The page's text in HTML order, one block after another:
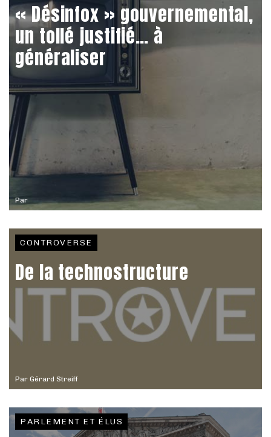
Par
« Désinfox » gouvernemental,
un tollé justifié… à
généraliser
Par Gérard Streiff
CONTROVERSE
De la technostructure
PARLEMENT ET ÉLUS